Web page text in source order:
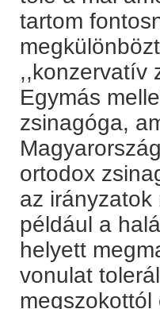
tartom
,,konzervatív
Egymás
zsinagóga,
ortodox
az
például a
helyett
vonulat